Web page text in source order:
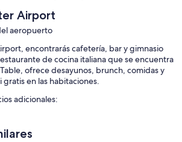
Airport
aeropuerto
encontrarás cafetería, bar y gimnasio
de cocina italiana que se encuentra
ofrece desayunos, brunch, comidas y
en las habitaciones.
adicionales: